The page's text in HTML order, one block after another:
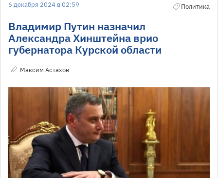
6 декабря 2024 в 02:59 Политика
Владимир Путин назначил
Александра Хинштейна врио
губернатора Курской области
Максим Астахов